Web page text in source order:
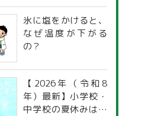
氷に塩をかけると、
なぜ温度が下がる
の？
【2026年（令和8
年）最新】小学校・
中学校の夏休みはい